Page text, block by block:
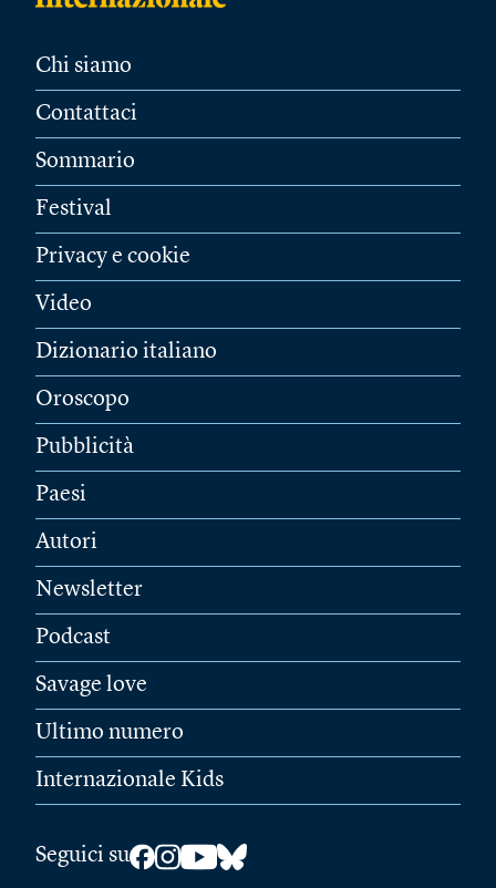
Chi siamo
Contattaci
Sommario
Festival
Privacy e cookie
Video
Dizionario italiano
Oroscopo
Pubblicità
Paesi
Autori
Newsletter
Podcast
Savage love
Ultimo numero
Internazionale Kids
Seguici su